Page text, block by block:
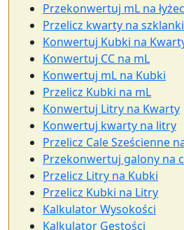
Przekonwertuj mL na
Przelicz kwarty na szklanki
Konwertuj Kubki na
Konwertuj CC na mL
Konwertuj mL na Kubki
Przelicz Kubki na mL
Konwertuj Litry na Kwarty
Konwertuj kwarty na litry
Przelicz Cale Sześcienne
Przekonwertuj galony na
Przelicz Litry na Kubki
Przelicz Kubki na Litry
Kalkulator Wysokości
Kalkulator Gęstości